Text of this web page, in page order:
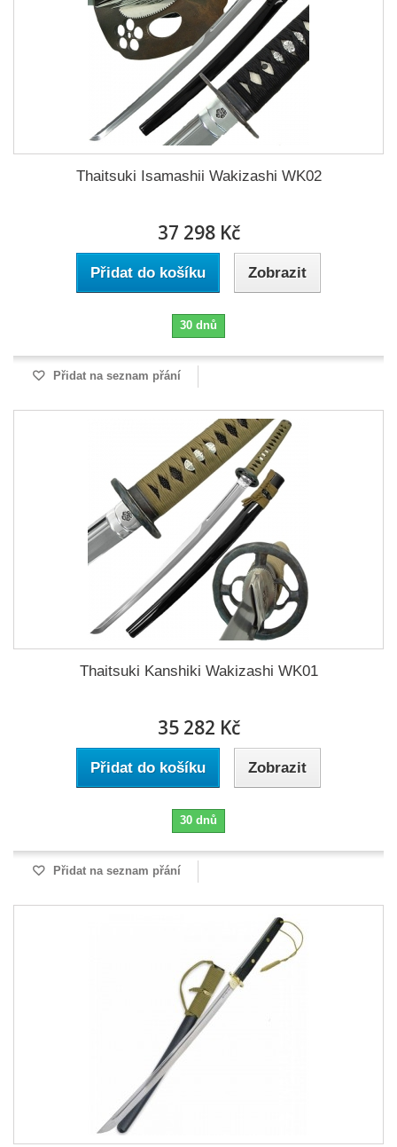
Thaitsuki Isamashii Wakizashi WK02
37 298 Kč
Přidat do košíku Zobrazit
30 dnů
Přidat na seznam přání
Thaitsuki Kanshiki Wakizashi WK01
35 282 Kč
Přidat do košíku Zobrazit
30 dnů
Přidat na seznam přání